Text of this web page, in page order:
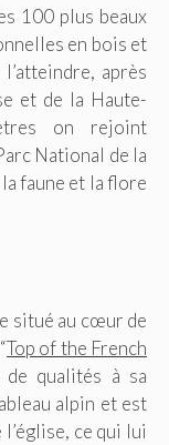
100 plus beaux
en bois et
après
et de la Haute-
on rejoint
National de la
faune et la flore
situé au cœur de
Top of the French
qualités à sa
alpin et est
ce qui lui